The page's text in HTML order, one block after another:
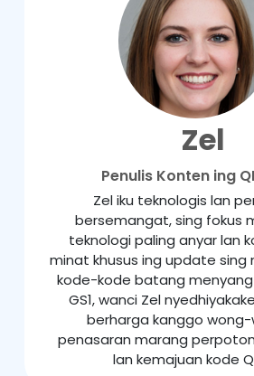
Zel
Penulis Konten ing
Zel iku teknologis lan
bersemangat, sing fokus
teknologi paling anyar lan
minat khusus ing update sing
kode-kode batang
GS1, wanci Zel
berharga kanggo wong-
penasaran marang
lan kemajuan kode